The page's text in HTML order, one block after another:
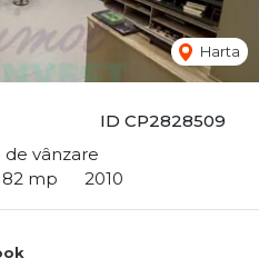
ID CP2828509
vânzare
82 mp 2010
Harta